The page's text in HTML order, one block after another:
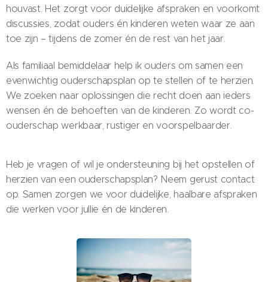
houvast. Het zorgt voor duidelijke afspraken en voorkomt
discussies, zodat ouders én kinderen weten waar ze aan
toe zijn – tijdens de zomer én de rest van het jaar.
Als familiaal bemiddelaar help ik ouders om samen een
evenwichtig ouderschapsplan op te stellen of te herzien.
We zoeken naar oplossingen die recht doen aan ieders
wensen én de behoeften van de kinderen. Zo wordt co-
ouderschap werkbaar, rustiger en voorspelbaarder.
Heb je vragen of wil je ondersteuning bij het opstellen of
herzien van een ouderschapsplan? Neem gerust contact
op. Samen zorgen we voor duidelijke, haalbare afspraken
die werken voor jullie én de kinderen.